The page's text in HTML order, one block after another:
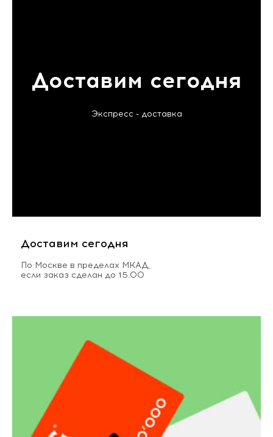
Доставим сегодня
Экспресс - доставка
Доставим сегодня
По Москве в пределах МКАД,
если заказ сделан до 15.00